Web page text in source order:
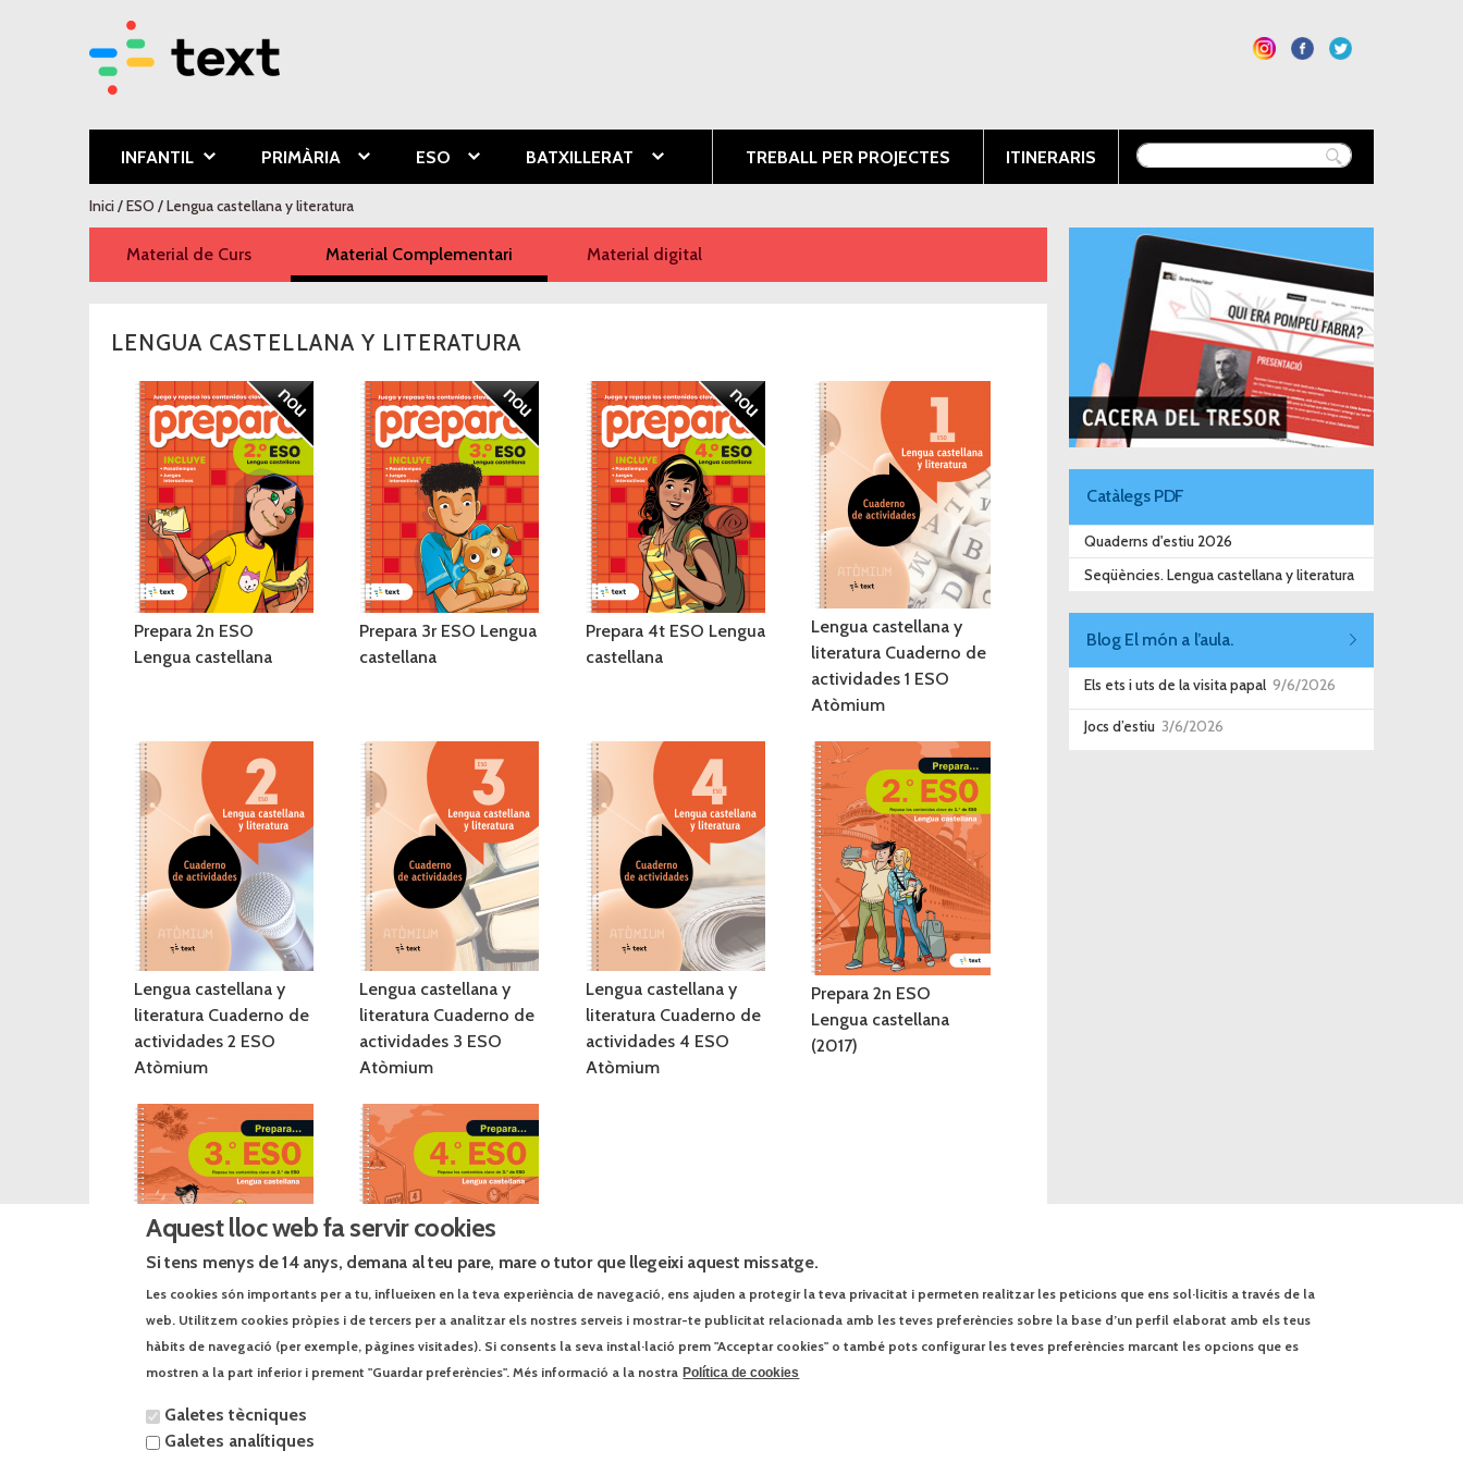
INFANTIL PRIMÀRIA ESO BATXILLERAT TREBALL PER PROJECTES ITINERARIS
Esteu aquí
Inici/ESO /Lengua castellana y literatura
Material de Curs Material Complementari (pestanya activa)Material digital
LENGUA CASTELLANA Y LITERATURA
Prepara 2n ESO
Lengua castellana
Prepara 3r ESO Lengua
castellana
Prepara 4t ESO Lengua
castellana
Lengua castellana y
literatura Cuaderno de
actividades 1 ESO
Atòmium
Lengua castellana y
literatura Cuaderno de
actividades 2 ESO
Atòmium
Lengua castellana y
literatura Cuaderno de
actividades 3 ESO
Atòmium
Lengua castellana y
literatura Cuaderno de
actividades 4 ESO
Atòmium
Prepara 2n ESO
Lengua castellana
(2017)
Prepara 3 ESO Lengua
castellana (2017)
Prepara 4 ESO Lengua
castellana (2017)
Catàlegs PDF
Quaderns d'estiu 2026
Seqüències. Lengua castellana y literatura
Blog El món a l’aula.
Els ets i uts de la visita papal 9/6/2026
Jocs d’estiu 3/6/2026
Aquest lloc web fa servir cookies
Si tens menys de 14 anys, demana al teu pare, mare o tutor que llegeixi aquest missatge.
Les cookies són importants per a tu, influeixen en la teva experiència de navegació, ens ajuden a protegir la teva privacitat i permeten realitzar les peticions que ens sol·licitis a través de la
web. Utilitzem cookies pròpies i de tercers per a analitzar els nostres serveis i mostrar-te publicitat relacionada amb les teves preferències sobre la base d’un perfil elaborat amb els teus
hàbits de navegació (per exemple, pàgines visitades). Si consents la seva instal·lació prem "Acceptar cookies" o també pots configurar les teves preferències marcant les opcions que es
mostren a la part inferior i prement "Guardar preferències". Més informació a la nostra Política de cookies
Galetes tècniques
Galetes analítiques